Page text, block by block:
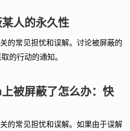
人的永久性
的常见担忧和误解。讨论被屏蔽的
的行动的通知。
被屏蔽了怎么办：快
的常见担忧和误解。如果由于误解